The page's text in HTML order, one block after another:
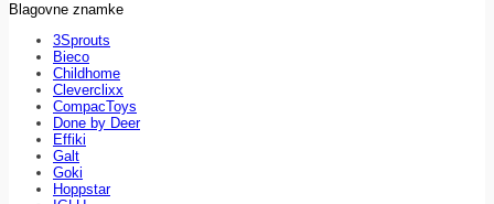
Blagovne znamke
3Sprouts
Bieco
Childhome
Cleverclixx
CompacToys
Done by Deer
Effiki
Galt
Goki
Hoppstar